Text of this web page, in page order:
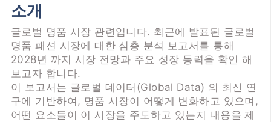
소개
글로벌 명품 시장 관련입니다. 최근에 발표된 글로벌
명품 패션 시장에 대한 심층 분석 보고서를 통해
2028년 까지 시장 전망과 주요 성장 동력을 확인 해
보고자 합니다.
이 보고서는 글로벌 데이터(Global Data) 의 최신 연
구에 기반하여, 명품 시장이 어떻게 변화하고 있으며,
어떤 요소들이 이 시장을 주도하고 있는지 내용을 제